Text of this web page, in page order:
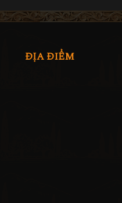
ĐỊA ĐIỂM